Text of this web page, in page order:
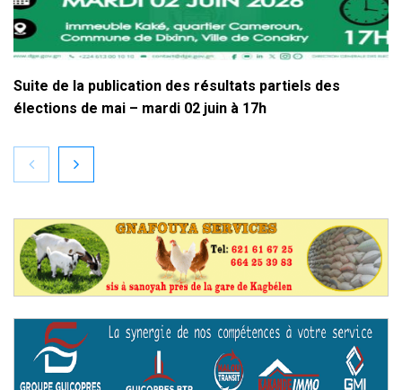
Suite de la publication des résultats partiels des
élections de mai – mardi 02 juin à 17h